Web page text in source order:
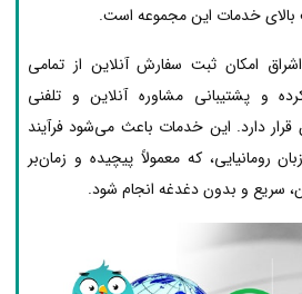
خدمات این مجموعه است.
امکان ثبت سفارش آنلاین از تمامی
و پشتیبانی مشاوره آنلاین و تلفنی
قرار دارد. این خدمات باعث می‌شود فرآیند
رومانیایی، که معمولاً پیچیده و زمان‌بر
سریع و بدون دغدغه انجام شود.